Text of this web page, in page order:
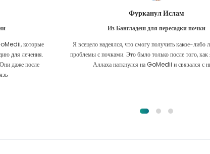
которые
для лечения.
даже после
Фурканул Ислам
Из Бангладеш для пересадки почки
Я всецело надеялся, что смогу получить какое-либо
проблемы с почками. Это было только после того,
Аллаха наткнулся на GoMedii и связался с